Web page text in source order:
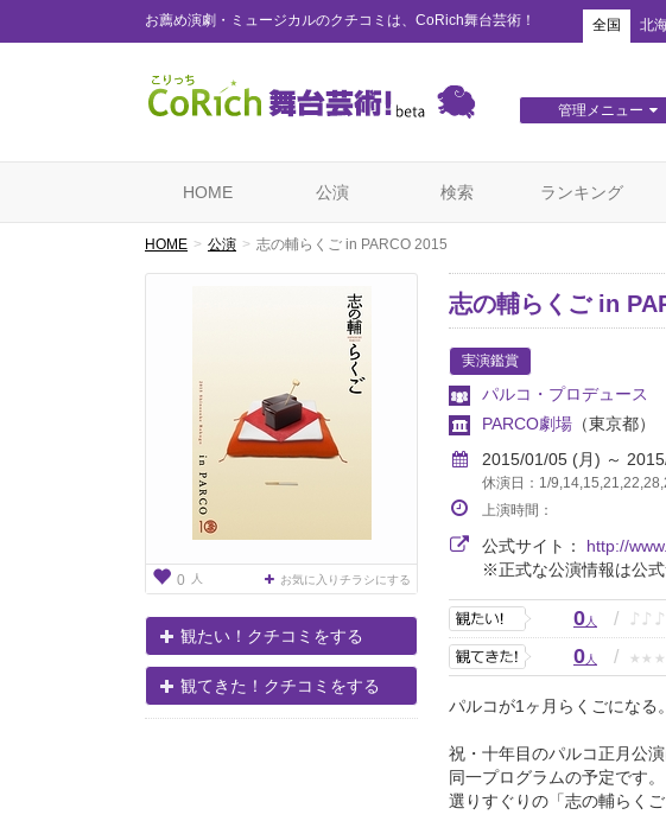
お薦め演劇・ミュージカルのクチコミは、CoRich舞台芸術！ 全国 北
管理メニュー
HOME 公演 検索 ランキング
HOME 公演 志の輔らくご in PARCO 2015
0 人 お気に入りチラシにする
観たい！クチコミをする
観てきた！クチコミをする
志の輔らくご in
実演鑑賞
パルコ・プロデュース
PARCO劇場 （東京都）
2015/01/05 (月) ～
休演日：1/
上演時間：
公式サイト： http://
※正式な公演情報は公式
0人 / ♪ ♪ ♪
0人 / ★ ★ ★
パルコが1ヶ月らくごになる
祝・十年目のパルコ正月公
同一プログラムの予定です。
選りすぐりの「志の輔らく